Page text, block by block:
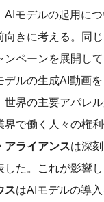
、AIモデルの起用に
きに考える。同じ
ンペーンを展開し
デルの生成AI動画
世界の主要アパレ
界で働く人々の権
アライアンスは深
した。これが影響
スはAIモデルの導